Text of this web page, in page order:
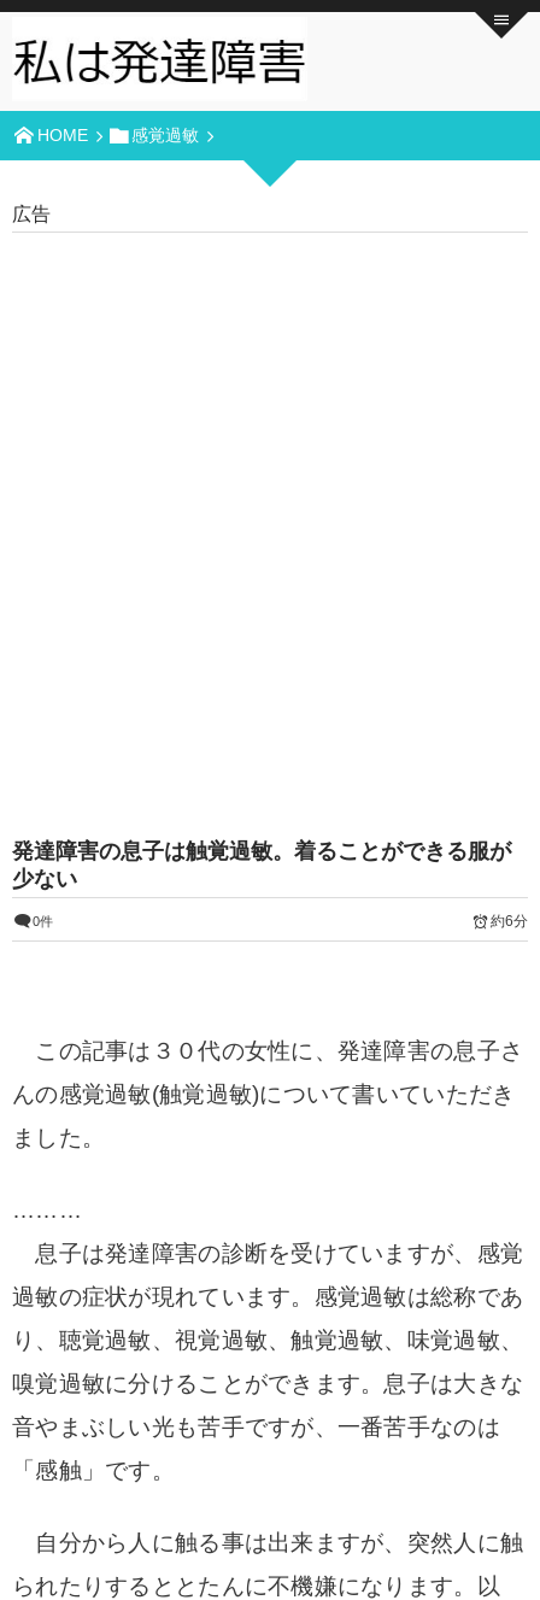
HOME 感覚過敏
広告
発達障害の息子は触覚過敏。着ることができる服が
少ない
0件 約6分
この記事は３０代の女性に、発達障害の息子さ
んの感覚過敏(触覚過敏)について書いていただき
ました。
………
息子は発達障害の診断を受けていますが、感覚
過敏の症状が現れています。感覚過敏は総称であ
り、聴覚過敏、視覚過敏、触覚過敏、味覚過敏、
嗅覚過敏に分けることができます。息子は大きな
音やまぶしい光も苦手ですが、一番苦手なのは
「感触」です。
自分から人に触る事は出来ますが、突然人に触
られたりするととたんに不機嫌になります。以